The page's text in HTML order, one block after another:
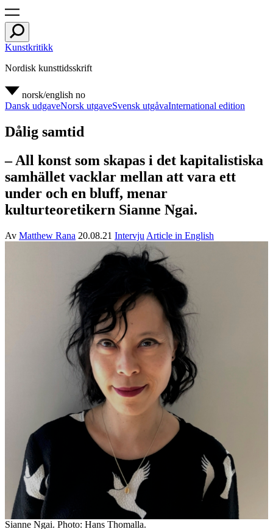
Kunstkritikk
Nordisk kunsttidsskrift
norsk/english no
Dansk udgaveNorsk utgaveSvensk utgåvaInternational edition
Dålig samtid
– All konst som skapas i det kapitalistiska
samhället vacklar mellan att vara ett
under och en bluff, menar
kulturteoretikern Sianne Ngai.
Av Matthew Rana 20.08.21 Intervju Article in English
Sianne Ngai. Photo: Hans Thomalla.